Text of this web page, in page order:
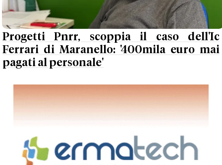
Progetti Pnrr, scoppia il caso dell'Ic
Ferrari di Maranello: '400mila euro mai
pagati al personale'